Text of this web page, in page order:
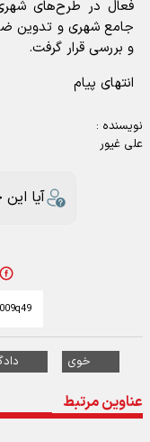
فعال در طرح‌های
جامع شهری و تدوین
و بررسی قرار گرفت.
انتهای پیام
نویسنده :
علی غیور
آیا
خوی
عناوین مرتبط